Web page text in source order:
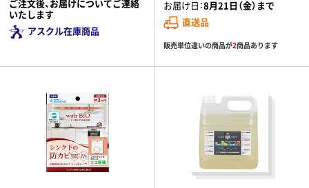
ご注文後、お届けについてご連絡
いたします
アスクル在庫商品
お届け日：8月21日（金）まで
直送品
販売単位違いの商品が2商品あります